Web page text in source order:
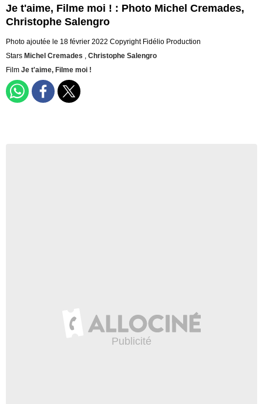
Je t'aime, Filme moi ! : Photo Michel Cremades,
Christophe Salengro
Photo ajoutée le 18 février 2022 Copyright Fidélio Production
Stars Michel Cremades , Christophe Salengro
Film Je t'aime, Filme moi !